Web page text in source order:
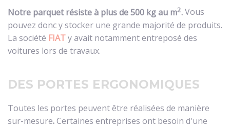
Notre parquet résiste à plus de 500 kg au m2.Vous
pouvez donc y stocker une grande majorité de produits.
La société FIATy avait notamment entreposé des
voitures lors de travaux.
DES PORTES ERGONOMIQUES
Toutes les portes peuvent être réalisées de manière
sur-mesure.Certaines entreprises ont besoin d'une